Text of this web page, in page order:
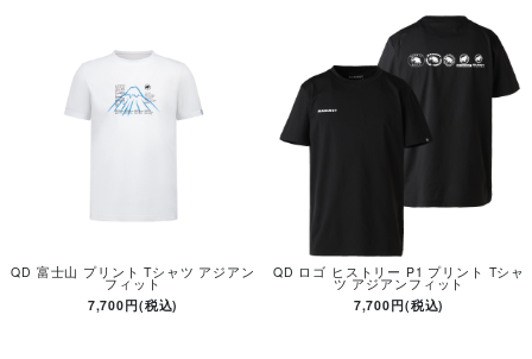
QD 富士山 プリント Tシャツ アジアン
フィット
7,700円(税込)
QD ロゴ ヒストリー P1 プリント Tシャ
ツ アジアンフィット
7,700円(税込)